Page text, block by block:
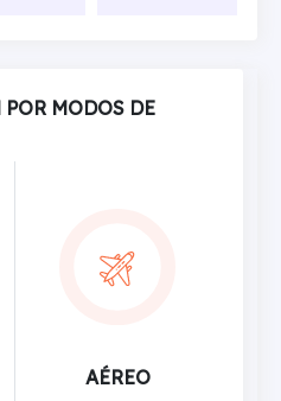
MODOS DE
AÉREO